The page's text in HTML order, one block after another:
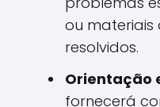
ou materiais
resolvidos.
Orientação
fornecerá